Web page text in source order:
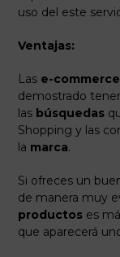
uso del este
Ventajas:
Las e-commerce
demostrado
las búsquedas
Shopping y las
la marca.
Si ofreces un
de manera muy
productos es
que aparecerá